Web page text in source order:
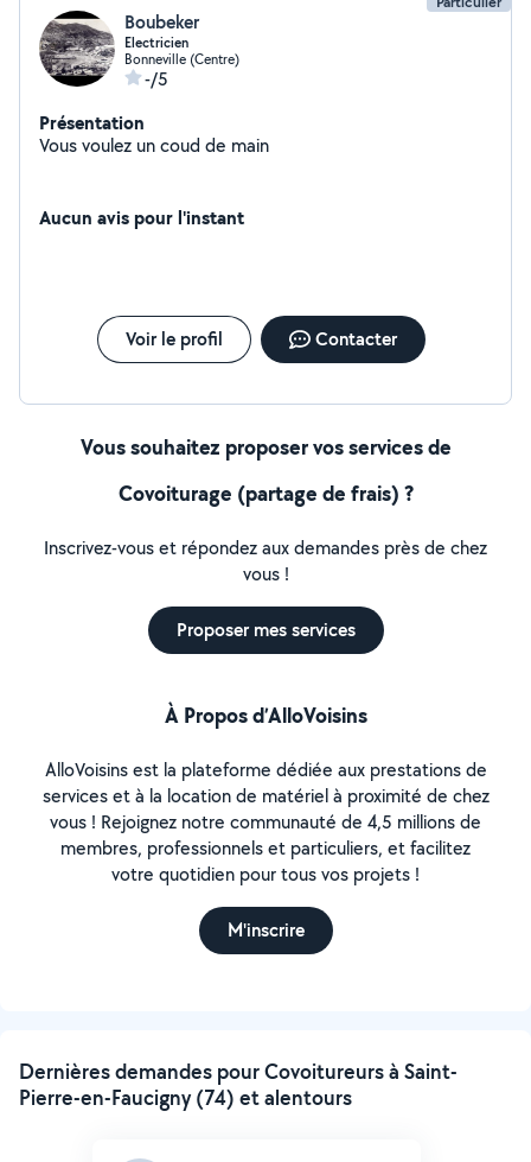
Boubeker
Electricien
Bonneville (Centre)
-/5
Présentation
Vous voulez un coud de main
Aucun avis pour l'instant
Voir le profil Contacter
Vous souhaitez proposer vos services de
Covoiturage (partage de frais) ?
Inscrivez-vous et répondez aux demandes près de chez
vous !
Proposer mes services
À Propos d’AlloVoisins
AlloVoisins est la plateforme dédiée aux prestations de
services et à la location de matériel à proximité de chez
vous ! Rejoignez notre communauté de 4,5 millions de
membres, professionnels et particuliers, et facilitez
votre quotidien pour tous vos projets !
M'inscrire
Dernières demandes pour Covoitureurs à Saint-
Pierre-en-Faucigny (74) et alentours